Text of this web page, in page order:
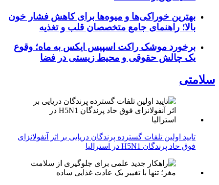
بهترین خوراکی‌ها و میوه‌ها برای کاهش فشار خون
بالا؛ راهنمای جامع متخصصان قلب و تغذیه
برخورد موشک راکت اسپیس ایکس به ماه؛ وقوع
یک چالش حقوقی و محیط زیستی در فضا
سلامتی
تایید اولین تلفات گسترده پرندگان دریایی بر اثر آنفولانزای
فوق حاد پرندگان H5N1 در استرالیا